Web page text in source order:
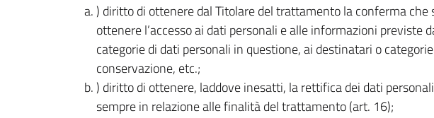
) diritto di ottenere dal Titolare del trattamento la conferma
ottenere l’accesso ai dati personali e alle informazioni
categorie di dati personali in questione, ai destinatari o
conservazione, etc.;
) diritto di ottenere, laddove inesatti, la rettifica dei dati
sempre in relazione alle finalità del trattamento (art. 16);